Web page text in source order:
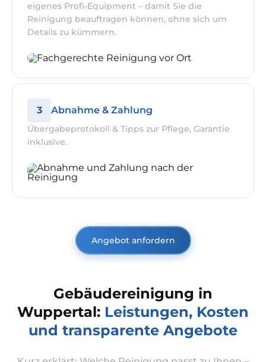
eigenes Profi‑Equipment – damit Sie die
Reinigung beauftragen können, ohne sich um
Details zu kümmern.
3 Abnahme & Zahlung
Übergabeprotokoll & Tipps zur Pflege, Garantie
inklusive.
Angebot anfordern
Gebäudereinigung in
Wuppertal: Leistungen, Kosten
und transparente Angebote